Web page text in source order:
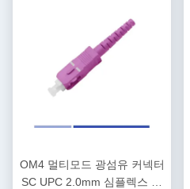
OM4 멀티모드 광섬유 커넥터
SC UPC 2.0mm 심플렉스 광